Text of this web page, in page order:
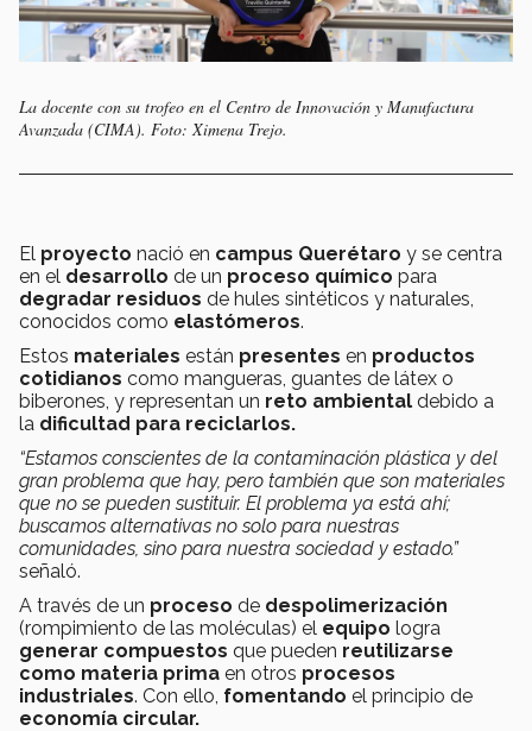
La docente con su trofeo en el Centro de Innovación y Manufactura
Avanzada (CIMA). Foto: Ximena Trejo.
El proyecto nació en campus Querétaro y se centra
en el desarrollo de un proceso químico para
degradar residuos de hules sintéticos y naturales,
conocidos como elastómeros.
Estos materiales están presentes en productos
cotidianos como mangueras, guantes de látex o
biberones, y representan un reto ambiental debido a
la dificultad para reciclarlos.
“Estamos conscientes de la contaminación plástica y del
gran problema que hay, pero también que son materiales
que no se pueden sustituir. El problema ya está ahí;
buscamos alternativas no solo para nuestras
comunidades, sino para nuestra sociedad y estado.”
señaló.
A través de un proceso de despolimerización
(rompimiento de las moléculas) el equipo logra
generar compuestos que pueden reutilizarse
como materia prima en otros procesos
industriales. Con ello, fomentando el principio de
economía circular.